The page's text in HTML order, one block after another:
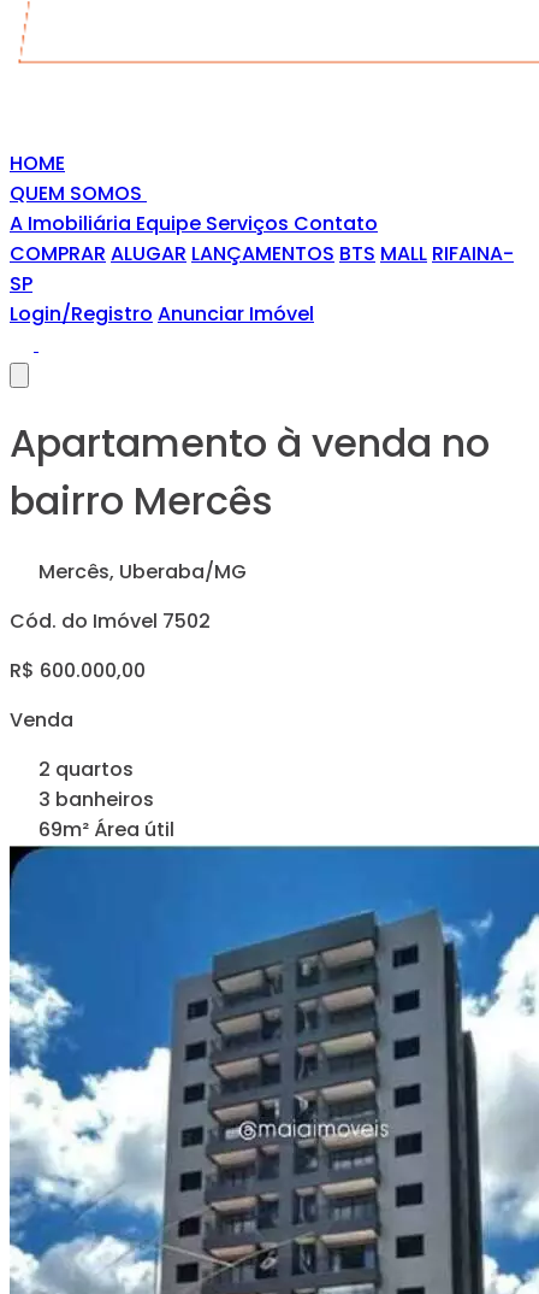
HOME
QUEM SOMOS
A Imobiliária Equipe Serviços Contato
COMPRAR ALUGAR LANÇAMENTOS BTS MALL RIFAINA-
SP
Login/Registro Anunciar Imóvel
Apartamento à venda no
bairro Mercês
Mercês, Uberaba/MG
Cód. do Imóvel 7502
R$ 600.000,00
Venda
2 quartos
3 banheiros
69m² Área útil